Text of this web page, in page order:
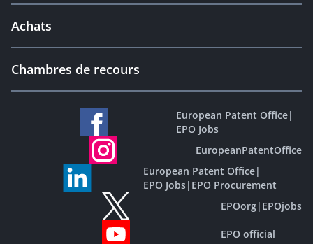
Achats
Chambres de recours
European Patent Office|
EPO Jobs
EuropeanPatentOffice
European Patent Office|
EPO Jobs| EPO Procurement
EPOorg| EPOjobs
EPO official